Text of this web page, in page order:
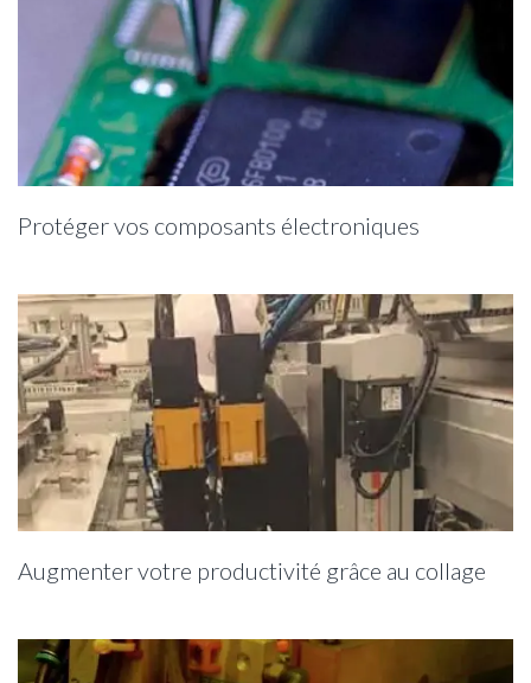
Protéger vos composants électroniques
Augmenter votre productivité grâce au collage